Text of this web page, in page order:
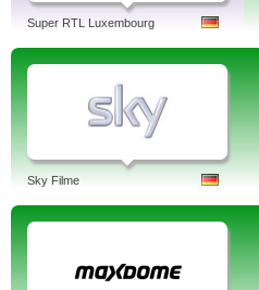
Super RTL Luxembourg
Sky Filme